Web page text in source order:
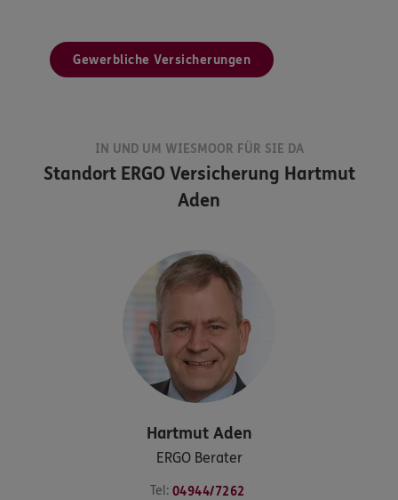
Gewerbliche Versicherungen
IN UND UM WIESMOOR FÜR SIE DA
Standort ERGO Versicherung Hartmut
Aden
Hartmut Aden
ERGO Berater
Tel: 04944/7262